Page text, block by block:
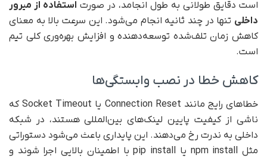
است دقایق طولانی به طول انجامد، در صورت استفاده از میرور
داخلی تنها در چند ثانیه انجام می‌شود. این سرعت بالا به معنای
کاهش زمان تلف‌شده توسعه‌دهنده و افزایش بهره‌وری کلی تیم
است.
کاهش خطا در نصب وابستگی‌ها
خطاهای رایج مانند Connection Reset یا Socket Timeout که
ناشی از کیفیت پایین لینک‌های بین‌المللی هستند، در شبکه
داخلی به ندرت رخ می‌دهند. این پایداری باعث می‌شود دستوراتی
مثل npm install یا pip install با اطمینان بالایی اجرا شوند و